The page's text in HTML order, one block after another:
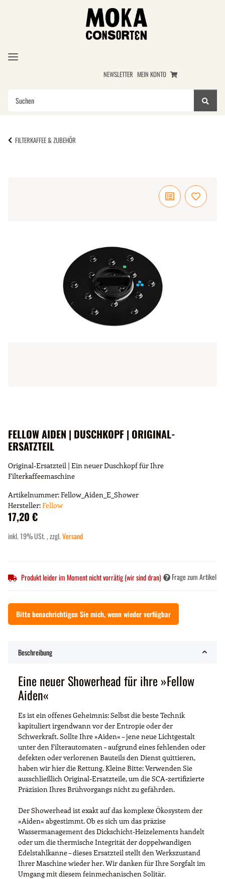
NEWSLETTER MEIN KONTO
FILTERKAFFEE & ZUBEHÖR
FELLOW AIDEN | DUSCHKOPF | ORIGINAL-
ERSATZTEIL
Original-Ersatzteil | Ein neuer Duschkopf für Ihre
Filterkaffeemaschine
Artikelnummer:Fellow_Aiden_E_Shower
Hersteller:Fellow
17,20 €
inkl. 19% USt. , zzgl.Versand
Produkt leider im Moment nicht vorrätig (wir sind dran) Frage zum Artikel
Bitte benachrichtigen Sie mich, wenn wieder verfügbar
Beschreibung
Eine neuer Showerhead für ihre »Fellow
Aiden«
Es ist ein offenes Geheimnis: Selbst die beste Technik
kapituliert irgendwann vor der Entropie oder der
Schwerkraft. Sollte Ihre »Aiden« – jene neue Lichtgestalt
unter den Filterautomaten – aufgrund eines fehlenden oder
defekten oder verlorenen Bauteils den Dienst quittieren,
haben wir hier die Rettung. Kleine Bitte: Verwenden Sie
ausschließlich Original-Ersatzteile, um die SCA-zertifizierte
Präzision Ihres Brühvorgangs nicht zu gefährden.
Der Showerhead ist exakt auf das komplexe Ökosystem der
»Aiden« abgestimmt. Ob es sich um das präzise
Wassermanagement des Dickschicht-Heizelements handelt
oder um die thermische Integrität der doppelwandigen
Edelstahlkanne – dieses Ersatzteil stellt den Werkszustand
Ihrer Maschine wieder her. Wir danken für Ihre Sorgfalt im
Umgang mit diesem feinmechanischen Solitär.